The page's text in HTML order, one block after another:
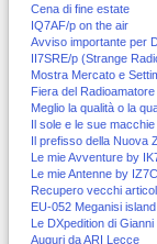
Cena di fine estate
IQ7AF/p on the air
Avviso importante per
II7SRE/p (Strange
Mostra Mercato e
Fiera del
Meglio la qualità o la
Il sole e le sue macchie
Il prefisso della Nuova
Le mie Avventure by
Le mie Antenne by
Recupero vecchi
EU-052 Meganisi island
Le DXpedition di Gianni
Auguri da ARI Lecce